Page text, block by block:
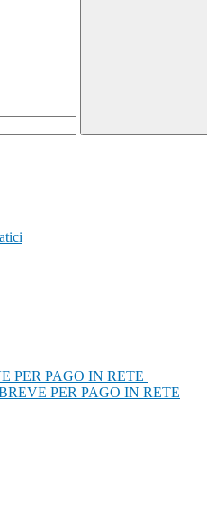
PER PAGO IN RETE
PER PAGO IN RETE